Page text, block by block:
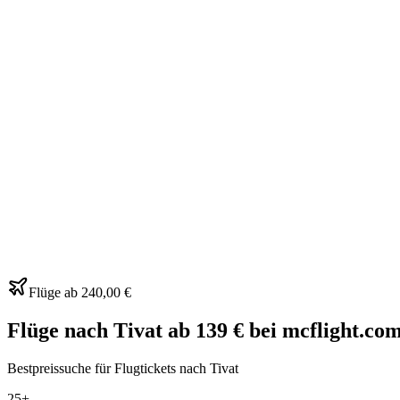
Flüge ab 240,00 €
Flüge nach Tivat ab 139 € bei
Bestpreissuche für Flugtickets nach Tivat